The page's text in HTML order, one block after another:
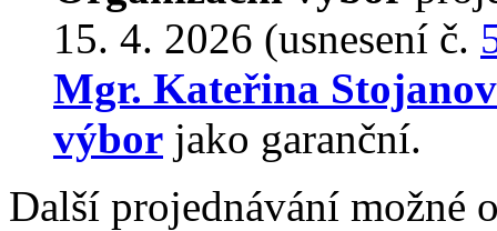
15. 4. 2026 (usnesení č.
Mgr. Kateřina
výbor jako garanční.
Další projednávání možné